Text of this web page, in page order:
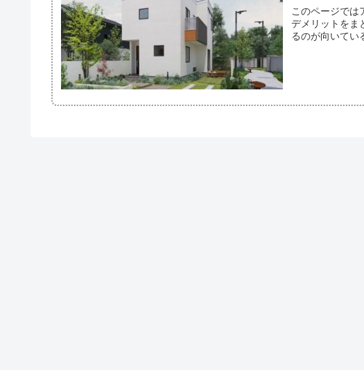
このページでは
デメリットをま
るのが向いてい